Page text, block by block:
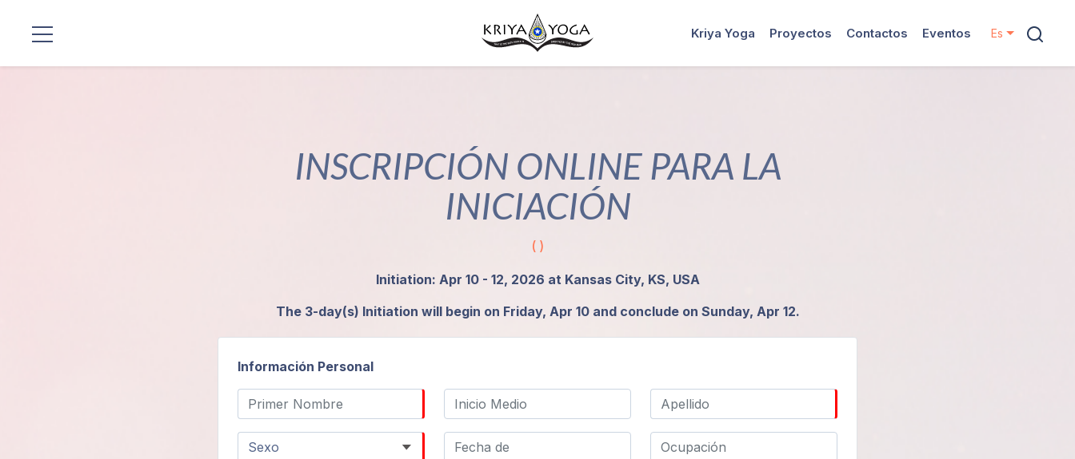
Kriya Yoga Proyectos Contactos Eventos Es
INSCRIPCIÓN ONLINE PARA LA
INICIACIÓN
( )
Initiation: Apr 10 - 12, 2026 at Kansas City, KS, USA
The 3-day(s) Initiation will begin on Friday, Apr 10 and conclude on Sunday, Apr 12.
Información Personal